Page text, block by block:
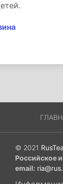
© 2021
Российское
email: